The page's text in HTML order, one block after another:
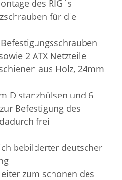
des RIG´s
für die
Befestigungsschrauben
2 ATX Netzteile
aus Holz, 24mm
Distanzhülsen und 6
Befestigung des
frei
bebilderter deutscher
zum schonen des